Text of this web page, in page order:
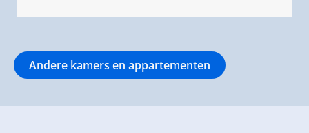
Andere kamers en appartementen